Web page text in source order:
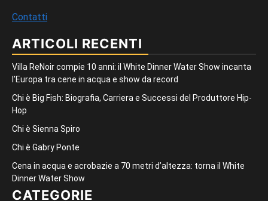
Contatti
ARTICOLI RECENTI
Villa ReNoir compie 10 anni: il White Dinner Water Show incanta
l’Europa tra cene in acqua e show da record
Chi è Big Fish: Biografia, Carriera e Successi del Produttore Hip-
Hop
Chi è Sienna Spiro
Chi è Gabry Ponte
Cena in acqua e acrobazie a 70 metri d’altezza: torna il White
Dinner Water Show
CATEGORIE